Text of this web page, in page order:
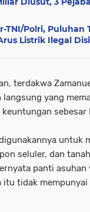
TNI/Polri, Puluhan
Listrik Ilegal
terdakwa
yang
sebesar
untuk
seluler, dan
panti asuhan
itu tidak